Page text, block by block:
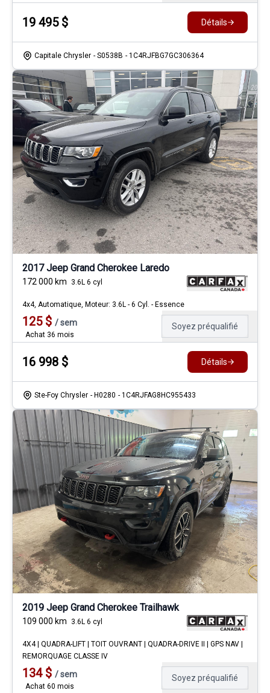
19 495$ Détails
Capitale Chrysler - S0538B - 1C4RJFBG7GC306364
2017 Jeep Grand Cherokee Laredo
172 000 km 3.6L 6 cyl
4x4, Automatique, Moteur: 3.6L - 6 Cyl. - Essence
125$ /sem
Achat 36 mois
Soyez préqualifié
16 998 $ Détails
Ste-Foy Chrysler - H0280 - 1C4RJFAG8HC955433
2019 Jeep Grand Cherokee Trailhawk
109 000 km 3.6L 6 cyl
4X4 | QUADRA-LIFT | TOIT OUVRANT | QUADRA-DRIVE II | GPS NAV |
REMORQUAGE CLASSE IV
134$ /sem
Achat 60 mois
Soyez préqualifié